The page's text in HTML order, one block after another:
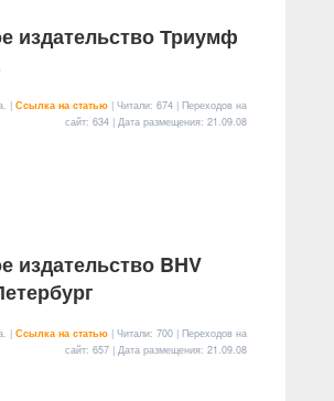
издательство Триумф
| Ссылка на статью | Читали: 674 | Переходов на
сайт: 634 | Дата размещения: 21.09.08
издательство BHV
| Ссылка на статью | Читали: 700 | Переходов на
сайт: 657 | Дата размещения: 21.09.08